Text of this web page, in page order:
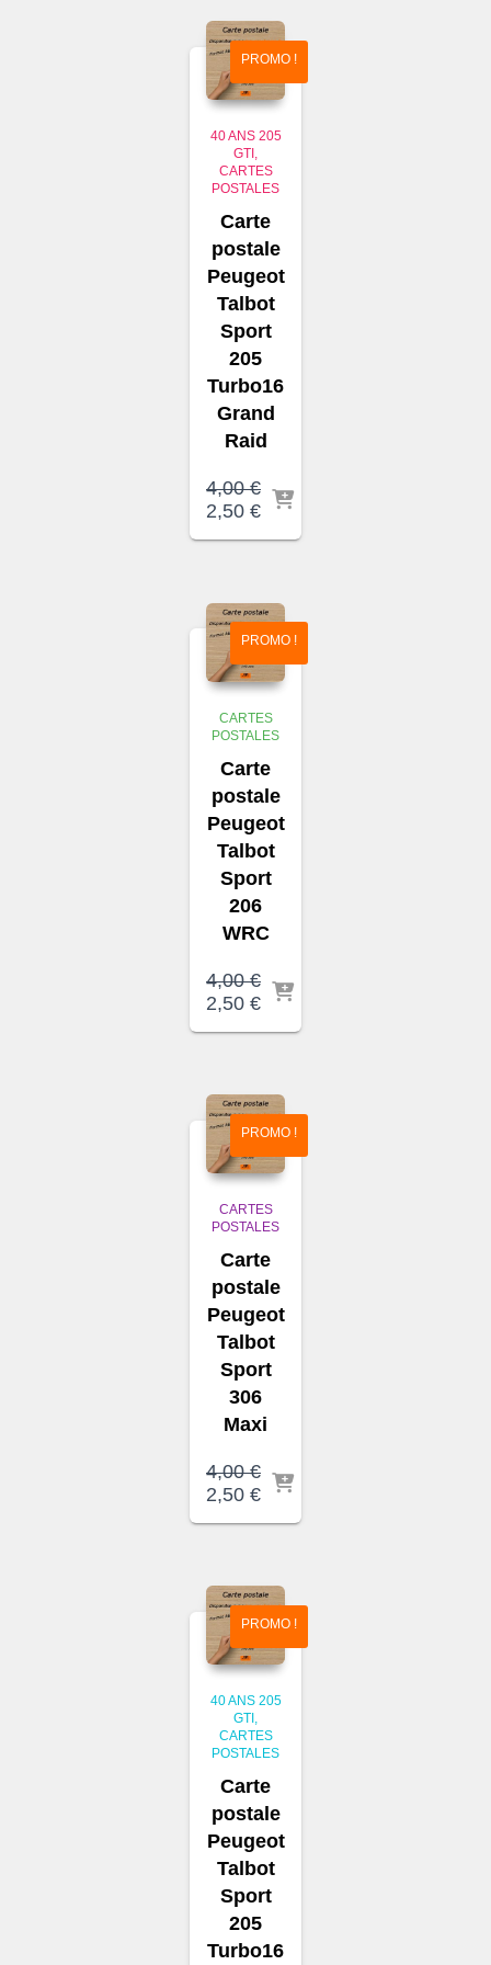
4,00 €.2,50 €.
PROMO !
40 ANS 205
GTI
CARTES
POSTALES
Carte
postale
Peugeot
Talbot
Sport
205
Turbo16
Grand
Raid
4,00€
Le
4,00 €.
2,50 €Le
2,50 €.
PROMO !
CARTES
POSTALES
Carte
postale
Peugeot
Talbot
Sport
206
WRC
4,00€
Le
4,00 €.
2,50 €Le
2,50 €.
PROMO !
CARTES
POSTALES
Carte
postale
Peugeot
Talbot
Sport
306
Maxi
4,00€
Le
4,00 €.
2,50 €Le
2,50 €.
PROMO !
40 ANS 205
GTI
CARTES
POSTALES
Carte
postale
Peugeot
Talbot
Sport
205
Turbo16